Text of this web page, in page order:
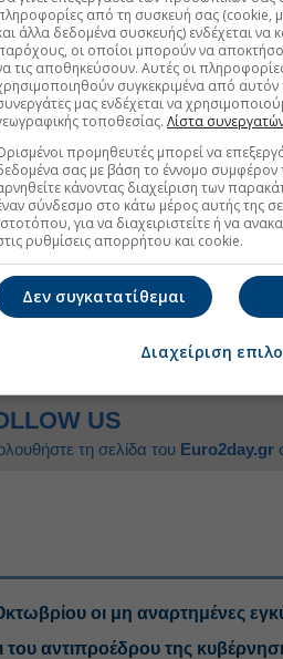
και επισήμως να κηρύξει το τέλος
με αυτοκριτική όπου
και
τις προκλήσεις σε εθνικό και
επιτακτικό όταν βλέπει
παγκοσμιοποίηση, τις νέες
ρεύματα. Μια σειρά από
με καφενειακές λογικές, οργή,
».
με την υπογραφη εγκυρότητας
US
τη σελίδα του Euro2day.gr
οι μη αναρτημένες
του αντιπροέδρου της
από τη συσκευή σας (cookie,
άλλα δεδομένα συσκευής) ενδέχεται να
οι οποίοι μπορούν να
τις αποθηκεύσουν. Αυτές οι
συγκεκριμένα από αυτόν
μας ενδέχεται να
τοποθεσίας. Λίστα
προμηθευτές μπορεί να
σας με βάση το έννομο συμφέρον
κάνοντας διαχείριση των
σύνδεσμο στο κάτω μέρος αυτής της
για να διαχειριστείτε ή να
ρυθμίσεις απορρήτου και cookie.
Δεν συγκατατίθεμαι
Διαχείριση